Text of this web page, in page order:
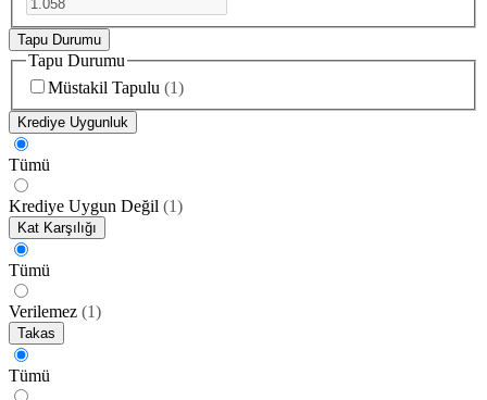
Tapu Durumu
Tapu Durumu
Müstakil Tapulu (1)
Krediye Uygunluk
Tümü
Krediye Uygun Değil (1)
Kat Karşılığı
Tümü
Verilemez (1)
Takas
Tümü